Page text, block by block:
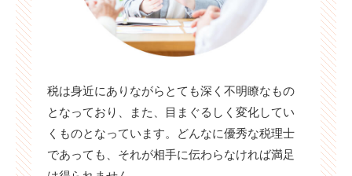
税は身近にありながらとても深く不明瞭なもの
となっており、また、目まぐるしく変化してい
くものとなっています。どんなに優秀な税理士
であっても、それが相手に伝わらなければ満足